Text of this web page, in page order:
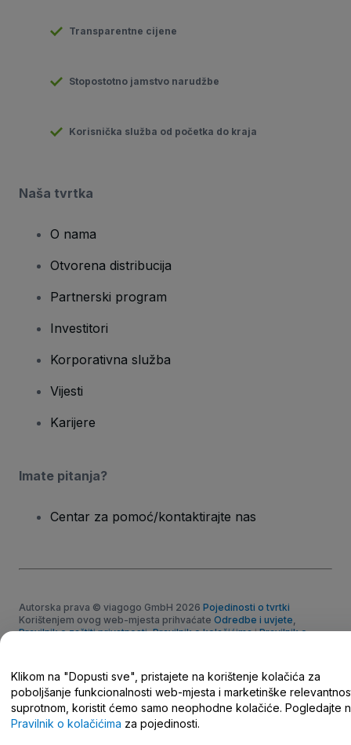
Transparentne cijene
Stopostotno jamstvo narudžbe
Korisnička služba od početka do kraja
Naša tvrtka
O nama
Otvorena distribucija
Partnerski program
Investitori
Korporativna služba
Vijesti
Karijere
Imate pitanja?
Centar za pomoć/kontaktirajte nas
Autorska prava © viagogo GmbH 2026 Pojedinosti o tvrtki
Korištenjem ovog web-mjesta prihvaćate Odredbe i uvjete,
Pravilnik o zaštiti privatnosti,Pravilnik o kolačićimaiPravilnik o
Klikom na "Dopusti sve", pristajete na korištenje kolačića za
poboljšanje funkcionalnosti web-mjesta i marketinške
suprotnom, koristit ćemo samo neophodne kolačiće. Pogledajte
Pravilnik o kolačićima za pojedinosti.